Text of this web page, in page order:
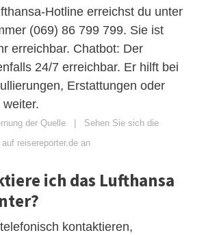
Hotline erreichst du unter
(069) 86 799 799. Sie ist
erreichbar. Chatbot: Der
24/7 erreichbar. Er hilft bei
Erstattungen oder
der Quelle
Sehen Sie sich die
reisereporter.de an
ich das Lufthansa
kontaktieren,